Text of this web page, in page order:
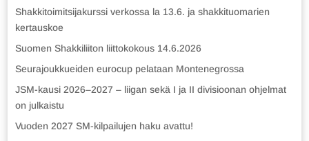
Shakkitoimitsijakurssi verkossa la 13.6. ja shakkituomarien
kertauskoe
Suomen Shakkiliiton liittokokous 14.6.2026
Seurajoukkueiden eurocup pelataan Montenegrossa
JSM-kausi 2026–2027 – liigan sekä I ja II divisioonan ohjelmat
on julkaistu
Vuoden 2027 SM-kilpailujen haku avattu!